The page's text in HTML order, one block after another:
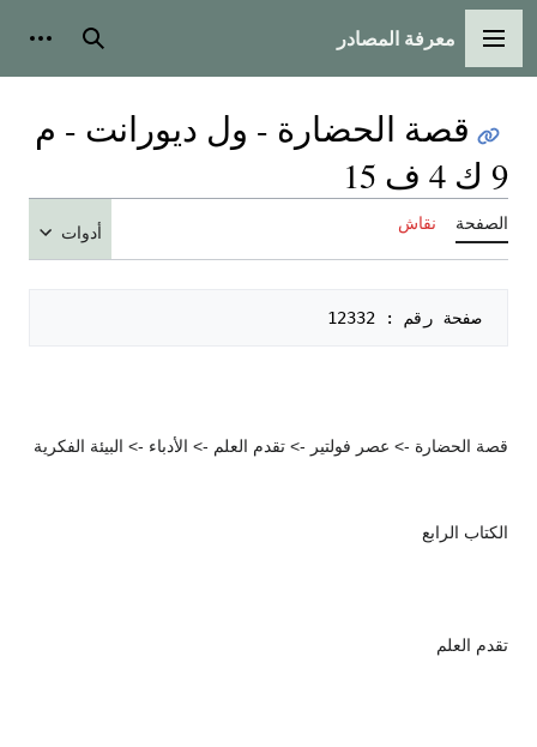
القائمة الرئيسية
معرفة المصادر بحث
قصة الحضارة - ول ديورانت - م
9 ك 4 ف 15
الصفحة نقاش أدوات
صفحة رقم : 12332
قصة الحضارة -> عصر فولتير -> تقدم العلم -> الأدباء -> البيئة الفكرية
الكتاب الرابع
تقدم العلم